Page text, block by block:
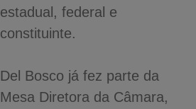
estadual, federal e
constituinte.
Del Bosco já fez parte da
Mesa Diretora da Câmara,